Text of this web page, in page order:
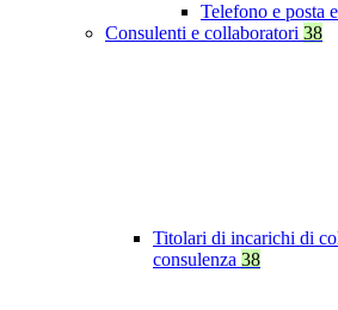
Telefono e posta
Consulenti e collaboratori 38
Titolari di incarichi di
consulenza 38